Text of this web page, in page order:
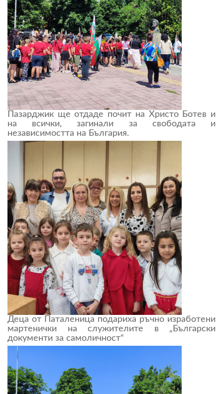
Пазарджик ще отдаде почит на Христо Ботев и
на всички, загинали за свободата и
независимостта на България.
Деца от Паталеница подариха ръчно изработени
мартенички на служителите в „Български
документи за самоличност“